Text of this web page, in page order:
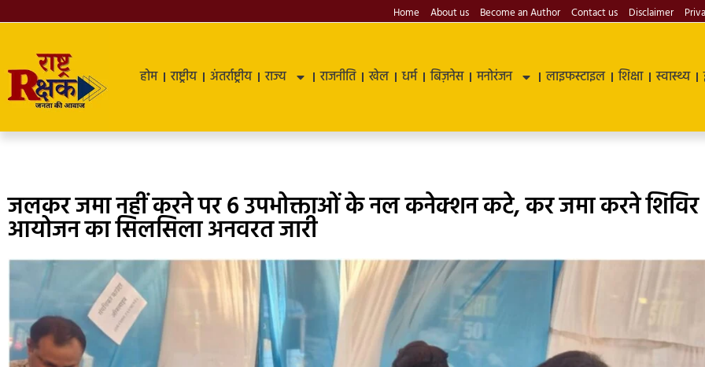
Home About us Become an Author Contact us Disclaimer
होम राष्ट्रीय अंतर्राष्ट्रीय राज्य राजनीति खेल धर्म बिज़नेस मनोरंजन लाइफस्टाइल शिक्षा स्वास्थ्य
जलकर जमा नहीं करने पर 6 उपभोक्ताओं के नल कनेक्शन कटे, कर जमा करने शिविर
आयोजन का सिलसिला अनवरत जारी